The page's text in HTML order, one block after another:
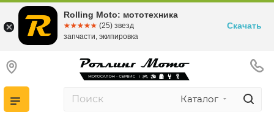
Каталог
Rolling Moto: мототехника
☆☆☆☆☆
★★★★★ (25) звезд
запчасти, экипировка
Скачать